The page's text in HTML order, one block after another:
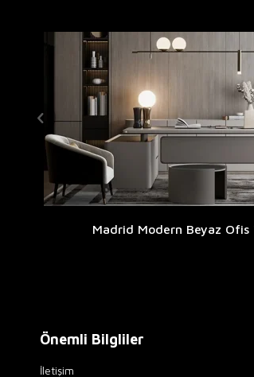
Madrid Modern Beyaz Ofis
Önemli Bilgliler
İletişim